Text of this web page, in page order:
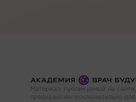
Материал, публикуемый на сайте,
предназначен исключительно для